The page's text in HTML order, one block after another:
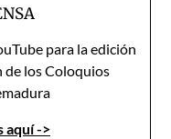
para la edición
de los Coloquios
aquí ->